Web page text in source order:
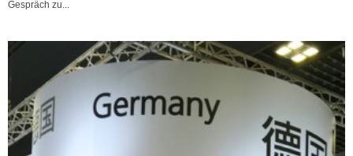
Gespräch zu...